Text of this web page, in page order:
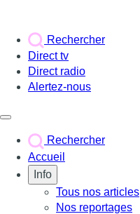
Rechercher
Direct tv
Direct radio
Alertez-nous
Rechercher
Accueil
Info
Tous nos articles
Nos reportages